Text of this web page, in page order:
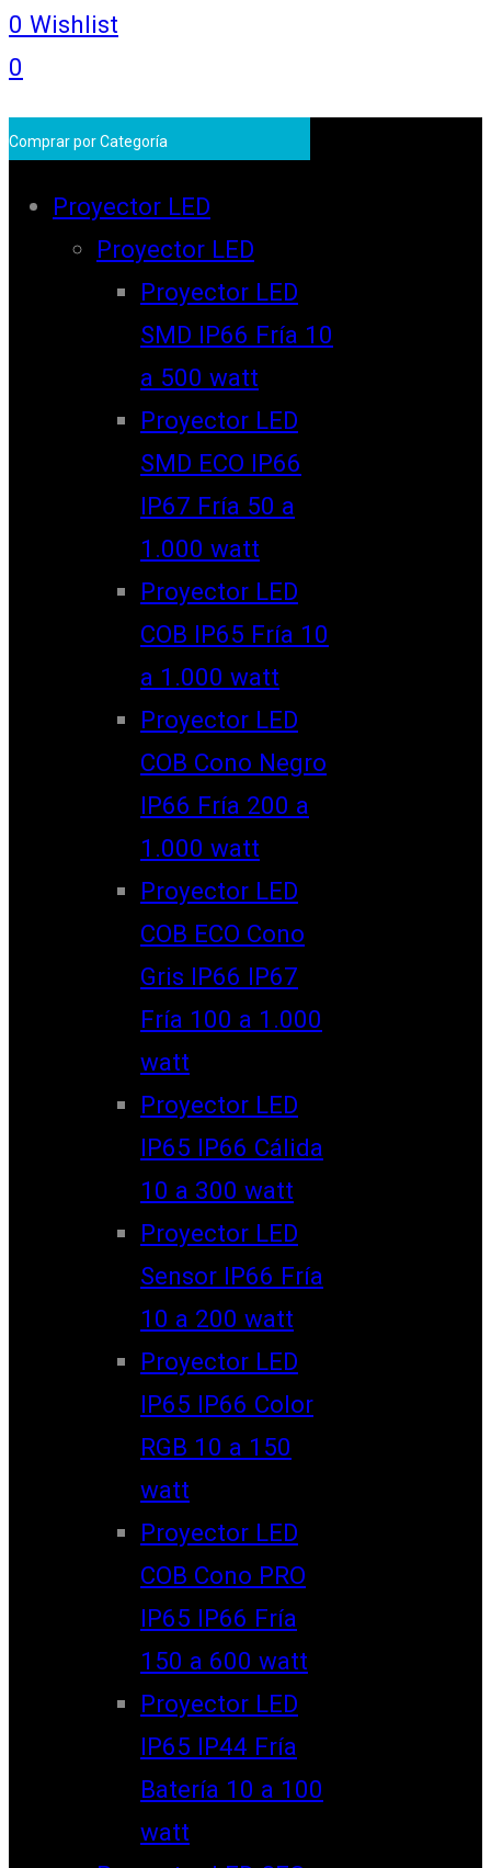
0 Wishlist
0
Comprar por Categoría
Proyector LED
Proyector LED
Proyector LED
SMD IP66 Fría 10
a 500 watt
Proyector LED
SMD ECO IP66
IP67 Fría 50 a
1.000 watt
Proyector LED
COB IP65 Fría 10
a 1.000 watt
Proyector LED
COB Cono Negro
IP66 Fría 200 a
1.000 watt
Proyector LED
COB ECO Cono
Gris IP66 IP67
Fría 100 a 1.000
watt
Proyector LED
IP65 IP66 Cálida
10 a 300 watt
Proyector LED
Sensor IP66 Fría
10 a 200 watt
Proyector LED
IP65 IP66 Color
RGB 10 a 150
watt
Proyector LED
COB Cono PRO
IP65 IP66 Fría
150 a 600 watt
Proyector LED
IP65 IP44 Fría
Batería 10 a 100
watt